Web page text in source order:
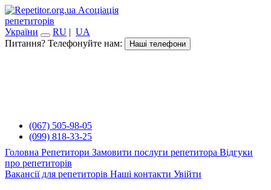
Асоціація
репетиторів
України
RU | UA
Питання? Телефонуйте нам:
Наші телефони
(067) 505-98-05
(099) 818-33-25
Головна Репетитори Замовити послуги репетитора Відгуки
про репетиторів
Вакансії для репетиторів Наші контакти Увійти